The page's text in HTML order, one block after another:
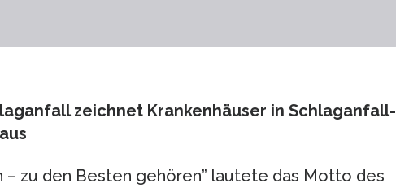
zeichnet Krankenhäuser in Schlaganfall-
– zu den Besten gehören” lautete das Motto des